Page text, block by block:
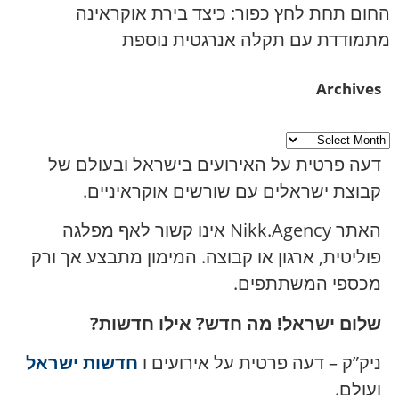
החום תחת לחץ כפור: כיצד בירת אוקראינה
מתמודדת עם תקלה אנרגטית נוספת
Archives
דעה פרטית על האירועים בישראל ובעולם של
קבוצת ישראלים עם שורשים אוקראיניים.
האתר Nikk.Agency אינו קשור לאף מפלגה
פוליטית, ארגון או קבוצה. המימון מתבצע אך ורק
מכספי המשתתפים.
שלום ישראל! מה חדש? אילו חדשות?
ניק”ק – דעה פרטית על אירועים ו חדשות ישראל
ועולם.